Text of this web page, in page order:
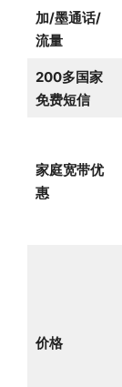
加/墨通话/
流量
200多国家
免费短信
家庭宽带优
惠
价格